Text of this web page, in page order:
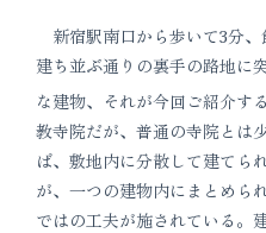
新宿駅南口から歩いて3分
建ち並ぶ通りの裏手の路地に
な建物、それが今回ご紹介する
教寺院だが、普通の寺院とは
ば、敷地内に分散して建てら
が、一つの建物内にまとめら
ではの工夫が施されている。